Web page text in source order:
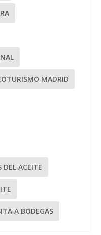
MADRID
DEL ACEITE
A BODEGAS